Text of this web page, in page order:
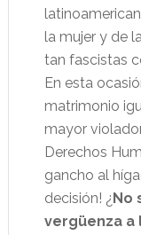
la mujer y de
tan fascistas
En esta
matrimonio
mayor
Derechos
gancho al
decisión! ¿No
vergüenza a